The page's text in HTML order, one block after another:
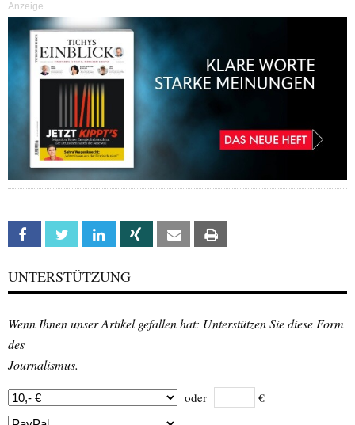
Anzeige
Facebook Twitter Linkedin Xing Email
UNTERSTÜTZUNG
Wenn Ihnen unser Artikel gefallen hat: Unterstützen Sie diese Form
des
Journalismus.
oder €